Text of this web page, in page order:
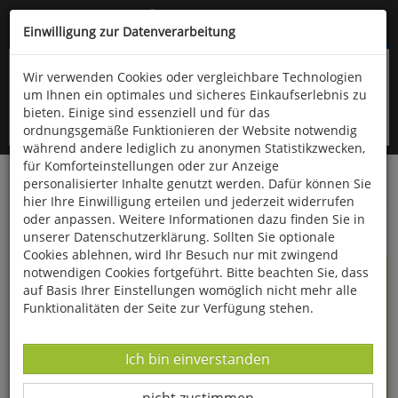
Kompletten Head der Seite überspringen
oder (06766) 9323-960
Startseite Bücher Reisen & Länderkunde
Deutschland-Schweiz: Schwarzwald-Jura-Weg
Einwilligung zur Datenverarbeitung
Wir verwenden Cookies oder vergleichbare Technologien
um Ihnen ein optimales und sicheres Einkaufserlebnis zu
bieten. Einige sind essenziell und für das
ordnungsgemäße Funktionieren der Website notwendig
während andere lediglich zu anonymen Statistikzwecken,
für Komforteinstellungen oder zur Anzeige
personalisierter Inhalte genutzt werden. Dafür können Sie
hier Ihre Einwilligung erteilen und jederzeit widerrufen
oder anpassen. Weitere Informationen dazu finden Sie in
unserer Datenschutzerklärung. Sollten Sie optionale
Cookies ablehnen, wird Ihr Besuch nur mit zwingend
notwendigen Cookies fortgeführt. Bitte beachten Sie, dass
auf Basis Ihrer Einstellungen womöglich nicht mehr alle
Funktionalitäten der Seite zur Verfügung stehen.
Datenverarbeitung -
Ich bin einverstanden